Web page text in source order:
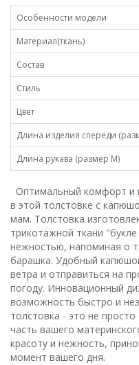
Особенности модели
Материал(ткань)
Состав
Стиль
Цвет
Длина изделия спереди
Длина рукава (размер М)
Оптимальный комфорт и
в этой толстовке с
мам. Толстовка
трикотажной ткани
нежностью, напоминая о
барашка. Удобный
ветра и отправиться на
погоду. Инновационный
возможность быстро и
толстовка - это не
часть вашего
красоту и нежность,
момент вашего дня.